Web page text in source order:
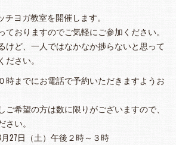
ヨガ教室を開催します。
おりますのでご気軽にご参加ください。
けど、一人ではなかなか捗らないと思って
さい。
時までにお電話で予約いただきますようお
ご希望の方は数に限りがございますので、
い。
日（土）午後２時～３時